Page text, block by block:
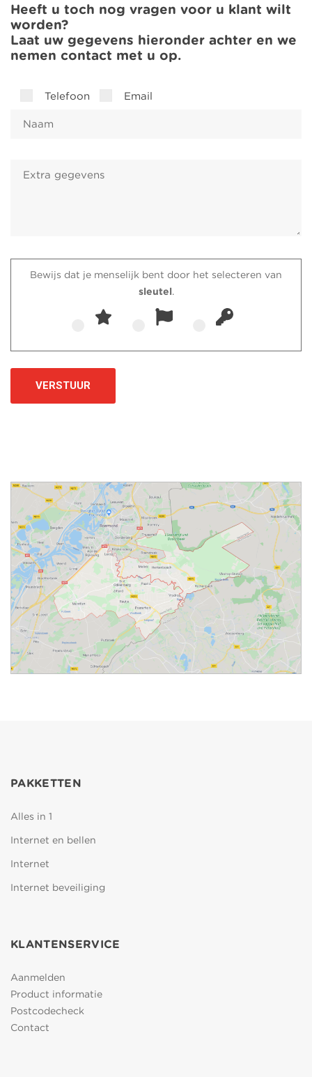
Heeft u toch nog vragen voor u klant wilt
worden?
Laat uw gegevens hieronder achter en we
nemen contact met u op.
Telefoon Email
Bewijs dat je menselijk bent door het selecteren van
sleutel.
PAKKETTEN
Alles in 1
Internet en bellen
Internet
Internet beveiliging
KLANTENSERVICE
Aanmelden
Product informatie
Postcodecheck
Contact